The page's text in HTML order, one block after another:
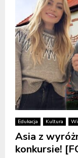
Edukacja Kultura
Asia z
konkursie!